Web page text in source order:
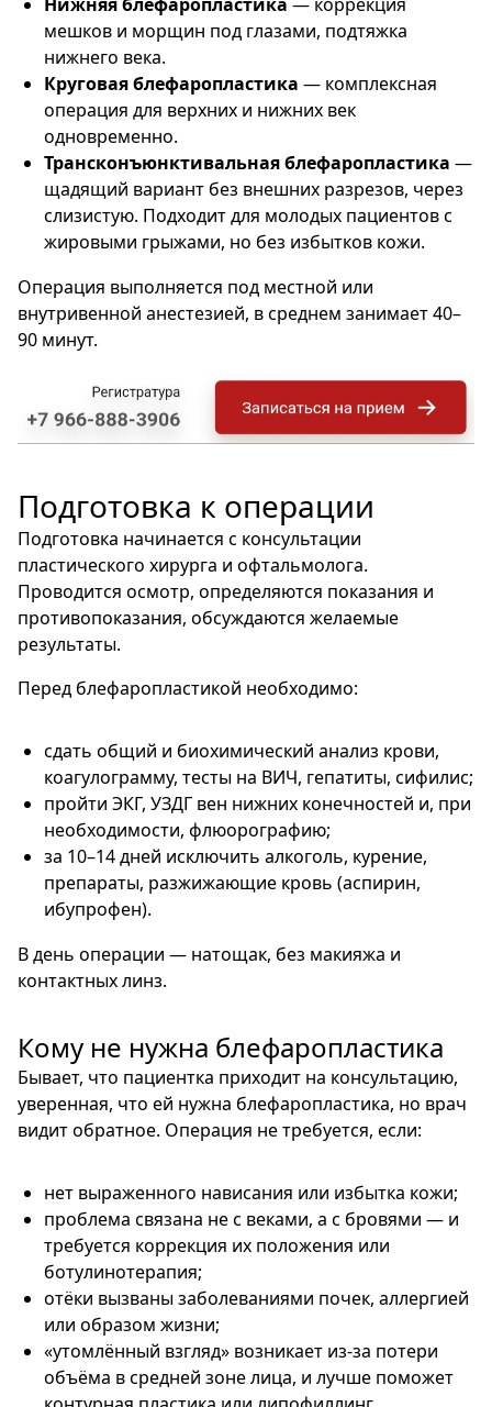
мешков и морщин под глазами, подтяжка
нижнего века.
Круговая блефаропластика — комплексная
операция для верхних и нижних век
одновременно.
Трансконъюнктивальная блефаропластика —
щадящий вариант без внешних разрезов, через
слизистую. Подходит для молодых пациентов с
жировыми грыжами, но без избытков кожи.
Операция выполняется под местной или
внутривенной анестезией, в среднем занимает 40–
90 минут.
Подготовка к операции
Подготовка начинается с консультации
пластического хирурга и офтальмолога.
Проводится осмотр, определяются показания и
противопоказания, обсуждаются желаемые
результаты.
Перед блефаропластикой необходимо:
сдать общий и биохимический анализ крови,
коагулограмму, тесты на ВИЧ, гепатиты, сифилис;
пройти ЭКГ, УЗДГ вен нижних конечностей и, при
необходимости, флюорографию;
за 10–14 дней исключить алкоголь, курение,
препараты, разжижающие кровь (аспирин,
ибупрофен).
В день операции — натощак, без макияжа и
контактных линз.
Кому не нужна блефаропластика
Бывает, что пациентка приходит на консультацию,
уверенная, что ей нужна блефаропластика, но врач
видит обратное. Операция не требуется, если:
нет выраженного нависания или избытка кожи;
проблема связана не с веками, а с бровями — и
требуется коррекция их положения или
ботулинотерапия;
отёки вызваны заболеваниями почек, аллергией
или образом жизни;
«утомлённый взгляд» возникает из-за потери
объёма в средней зоне лица, и лучше поможет